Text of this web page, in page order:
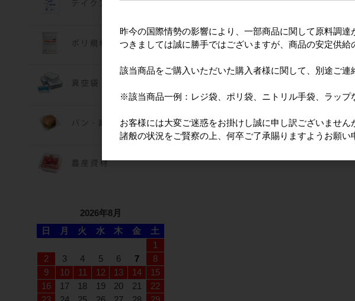
ＫＭＷ－２４０ ホワイ
ト
商品単価
11円〜
５ 無地
2026年8月
日
月 火 水 木 金
土
1
2
3 4 5 6 7
8
9
10 11 12 13 14
15
16
17 18 19 20 21
22
昨今の国際情勢の影響により、一部商品に関して原料調達
つきましては誠に勝手ではございますが、商品の安定供
該当商品をご購入いただいた購入者様に関して、別途ご連
※該当商品一例：レジ袋、ポリ袋、ニトリル手袋、ラップ
お客様には大変ご迷惑をお掛けし誠に申し訳ございません
諸般の状況をご賢察の上、何卒ご了承賜りますようお願い